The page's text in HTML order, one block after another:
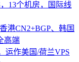
13个机房，国际线
港CN2+BGP、韩国
高端
运作美国/荷兰VPS